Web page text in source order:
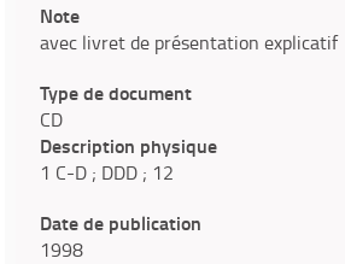
Note
avec livret de présentation explicatif
Type de document
CD
Description physique
1 C-D ; DDD ; 12
Date de publication
1998